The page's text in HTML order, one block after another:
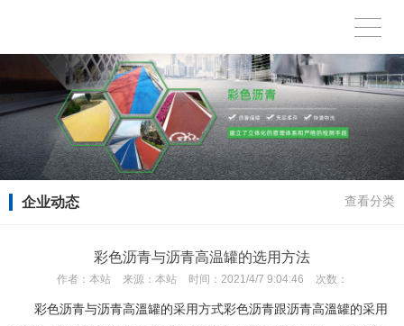
企业动态 查看分类
彩色沥青与沥青高温罐的选用方法
作者： 本站 来源： 本站 时间： 2021/4/7 9:04:46 次数：
彩色沥青与沥青高溫罐的采用方式彩色沥青跟沥青高溫罐的采用